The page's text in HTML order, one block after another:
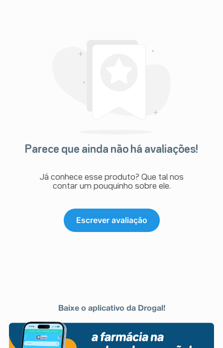
Parece que ainda não há avaliações!
Já conhece esse produto? Que tal nos
contar um pouquinho sobre ele.
Escrever avaliação
Baixe o aplicativo da Drogal!